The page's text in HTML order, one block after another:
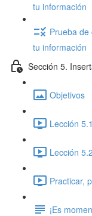
tu información
Prueba
tu información
Sección 5.
Objetivos
Lección
Lección
Practicar,
¡Es